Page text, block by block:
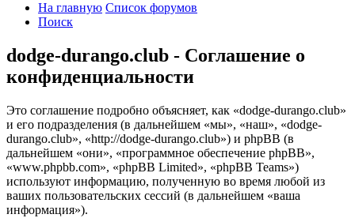
На главную Список форумов
Поиск
dodge-durango.club - Соглашение о
конфиденциальности
Это соглашение подробно объясняет, как «dodge-durango.club»
и его подразделения (в дальнейшем «мы», «наш», «dodge-
durango.club», «http://dodge-durango.club») и phpBB (в
дальнейшем «они», «программное обеспечение phpBB»,
«www.phpbb.com», «phpBB Limited», «phpBB Teams»)
используют информацию, полученную во время любой из
ваших пользовательских сессий (в дальнейшем «ваша
информация»).